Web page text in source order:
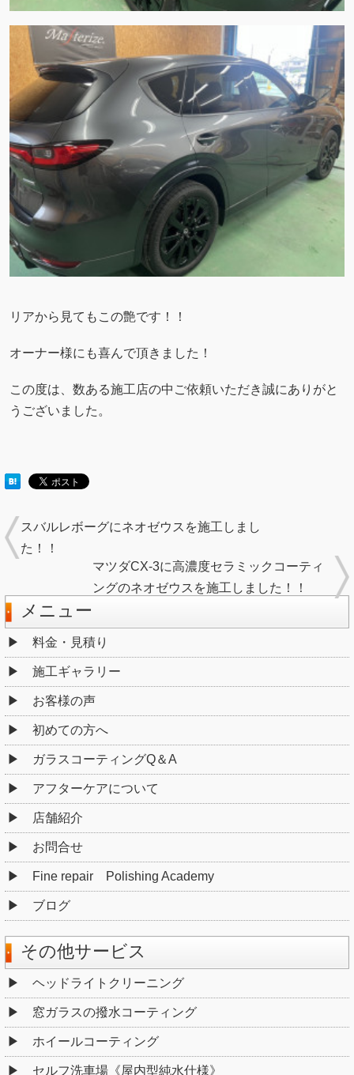
リアから見てもこの艶です！！
オーナー様にも喜んで頂きました！
この度は、数ある施工店の中ご依頼いただき誠にありがと
うございました。
スバルレボーグにネオゼウスを施工しまし
た！！
マツダCX-3に高濃度セラミックコーティ
ングのネオゼウスを施工しました！！
メニュー
料金・見積り
施工ギャラリー
お客様の声
初めての方へ
ガラスコーティングQ＆A
アフターケアについて
店舗紹介
お問合せ
Fine repair Polishing Academy
ブログ
その他サービス
ヘッドライトクリーニング
窓ガラスの撥水コーティング
ホイールコーティング
セルフ洗車場《屋内型純水仕様》